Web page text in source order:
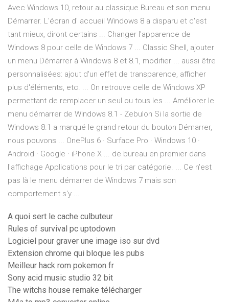
Avec Windows 10, retour au classique Bureau et son menu
Démarrer. L'écran d' accueil Windows 8 a disparu et c'est
tant mieux, diront certains ... Changer l'apparence de
Windows 8 pour celle de Windows 7 ... Classic Shell, ajouter
un menu Démarrer à Windows 8 et 8.1, modifier ... aussi être
personnalisées: ajout d'un effet de transparence, afficher
plus d'éléments, etc. ... On retrouve celle de Windows XP
permettant de remplacer un seul ou tous les ... Améliorer le
menu démarrer de Windows 8.1 - Zebulon Si la sortie de
Windows 8.1 a marqué le grand retour du bouton Démarrer,
nous pouvons ... OnePlus 6 · Surface Pro · Windows 10 ·
Android · Google · iPhone X ... de bureau en premier dans
l'affichage Applications pour le tri par catégorie. ... Ce n'est
pas là le menu démarrer de Windows 7 mais son
comportement s'y ...
A quoi sert le cache culbuteur
Rules of survival pc uptodown
Logiciel pour graver une image iso sur dvd
Extension chrome qui bloque les pubs
Meilleur hack rom pokemon fr
Sony acid music studio 32 bit
The witchs house remake télécharger